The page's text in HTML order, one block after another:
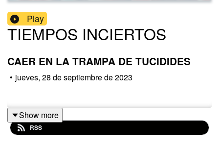
Play
TIEMPOS INCIERTOS
CAER EN LA TRAMPA DE TUCIDIDES
• jueves, 28 de septiembre de 2023
Show more
RSS